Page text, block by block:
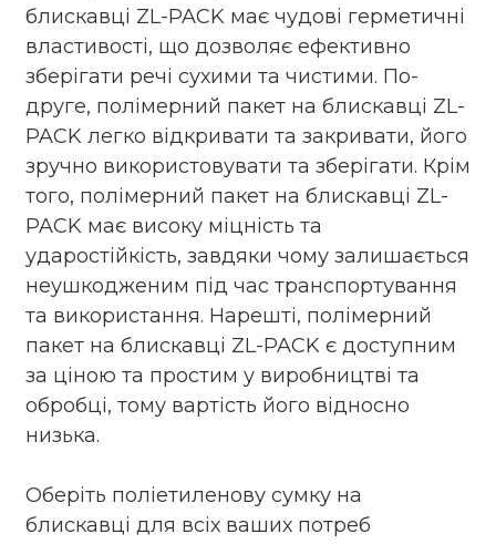
блискавці ZL-PACK має чудові герметичні
властивості, що дозволяє ефективно
зберігати речі сухими та чистими. По-
друге, полімерний пакет на блискавці ZL-
PACK легко відкривати та закривати, його
зручно використовувати та зберігати. Крім
того, полімерний пакет на блискавці ZL-
PACK має високу міцність та
ударостійкість, завдяки чому залишається
неушкодженим під час транспортування
та використання. Нарешті, полімерний
пакет на блискавці ZL-PACK є доступним
за ціною та простим у виробництві та
обробці, тому вартість його відносно
низька.
Оберіть поліетиленову сумку на
блискавці для всіх ваших потреб